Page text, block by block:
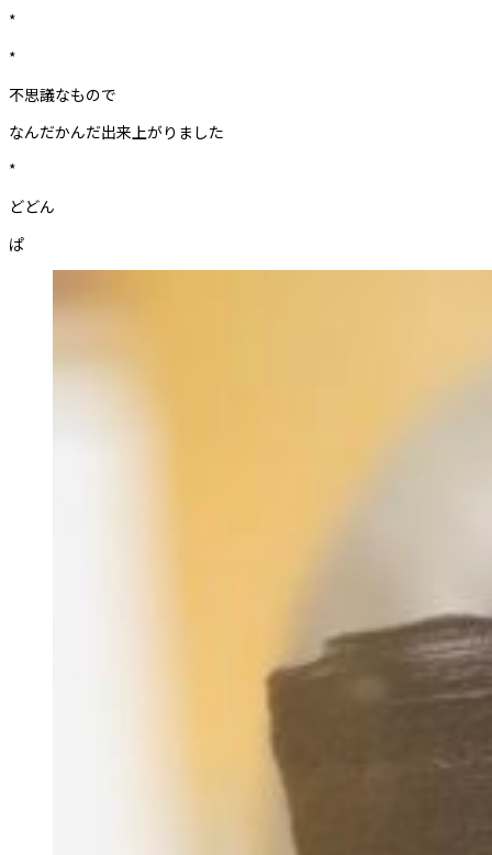
*
*
不思議なもので
なんだかんだ出来上がりました
*
どどん
ぱ